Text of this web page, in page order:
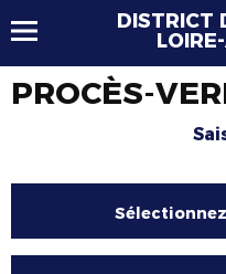
DISTRICT
PROCÈS-